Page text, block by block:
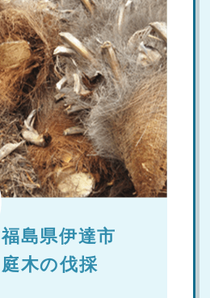
福島県伊達市
庭木の伐採